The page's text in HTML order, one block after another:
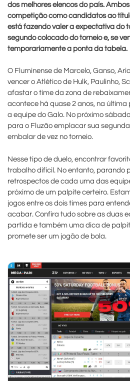
dos melhores elencos do país.
competição como candidatos ao
está fazendo valer a expectativa do
segundo colocado do torneio e, se
temporariamente a ponta da tabela.
O Fluminense de Marcelo, Ganso,
vencer o Atlético de Hulk, Paulinho,
afastar o time da zona de
acontece há quase 2 anos, na
a equipe do Galo. No próximo
para o Fluzão emplacar sua
embalar de vez no torneio.
Nesse tipo de duelo, encontrar
trabalho difícil. No entanto, parando
retrospectos de cada uma das
próximo de um palpite certeiro.
jogos entre os dois times para
acabar. Confira tudo sobre as duas
partida e também uma dica de
promete ser um jogão de bola.